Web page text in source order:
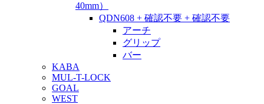
40mm）
QDN608 + 確認不要 + 確認不要
アーチ
グリップ
バー
KABA
MUL-T-LOCK
GOAL
WEST